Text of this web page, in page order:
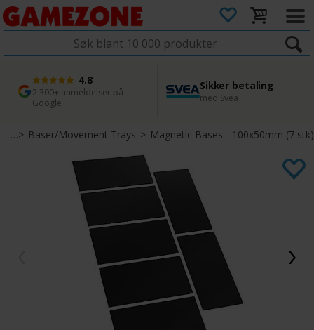
4.8
2 300+ anmeldelser på
Google
Sikker betaling
med Svea
1 dags levering
Bestill innen kl. 12
45 dager returfrist
Enkel retur
> Baser/Movement Trays> Magnetic Bases - 100x50mm (7 stk)